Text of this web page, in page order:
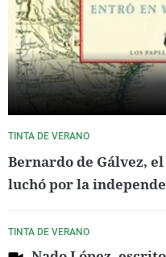
TINTA DE VERANO
Bernardo de Gálvez,
luchó por la
TINTA DE VERANO